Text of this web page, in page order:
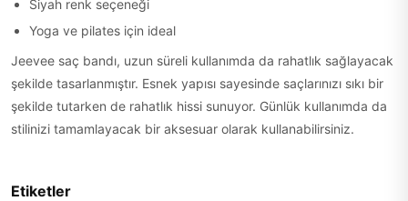
Siyah renk seçeneği
Yoga ve pilates için ideal
Jeevee saç bandı, uzun süreli kullanımda da rahatlık sağlayacak
şekilde tasarlanmıştır. Esnek yapısı sayesinde saçlarınızı sıkı bir
şekilde tutarken de rahatlık hissi sunuyor. Günlük kullanımda da
stilinizi tamamlayacak bir aksesuar olarak kullanabilirsiniz.
Etiketler